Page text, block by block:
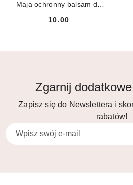
Maja ochronny balsam do
żelków 3.8g
Cena:
10.00
Zgarnij
Zapisz się do Newslettera i
rabatów!